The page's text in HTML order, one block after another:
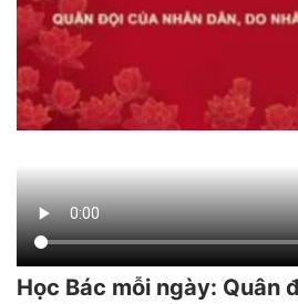
Học Bác mỗi ngày: Quân